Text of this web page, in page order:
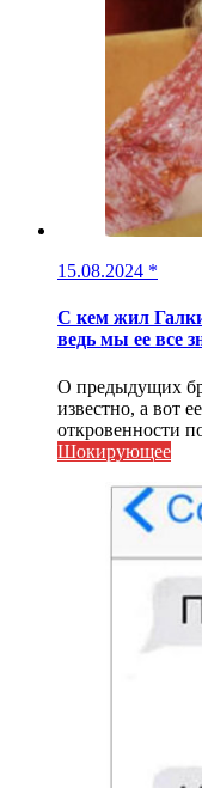
15.08.2024 *
С кем жил
ведь мы ее все
О предыдущих
известно, а вот
откровенности
Шокирующее